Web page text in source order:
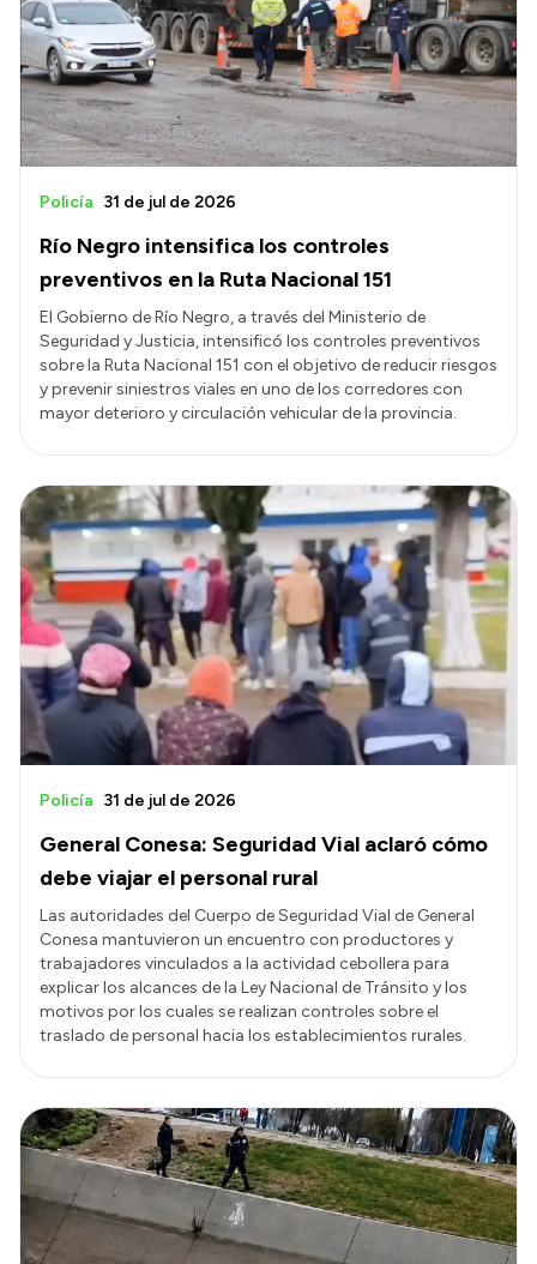
Río Negro intensifica los controles
preventivos en la Ruta Nacional 151
Policía 31 de jul de 2026
El Gobierno de Río Negro, a través del Ministerio de
Seguridad y Justicia, intensificó los controles preventivos
sobre la Ruta Nacional 151 con el objetivo de reducir riesgos
y prevenir siniestros viales en uno de los corredores con
mayor deterioro y circulación vehicular de la provincia.
General Conesa: Seguridad Vial aclaró cómo
debe viajar el personal rural
Policía 31 de jul de 2026
Las autoridades del Cuerpo de Seguridad Vial de General
Conesa mantuvieron un encuentro con productores y
trabajadores vinculados a la actividad cebollera para
explicar los alcances de la Ley Nacional de Tránsito y los
motivos por los cuales se realizan controles sobre el
traslado de personal hacia los establecimientos rurales.